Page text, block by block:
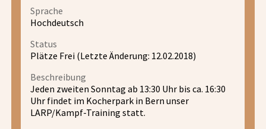
Sprache
Hochdeutsch
Status
Plätze Frei (Letzte Änderung: 12.02.2018)
Beschreibung
Jeden zweiten Sonntag ab 13:30 Uhr bis ca. 16:30
Uhr findet im Kocherpark in Bern unser
LARP/Kampf-Training statt.